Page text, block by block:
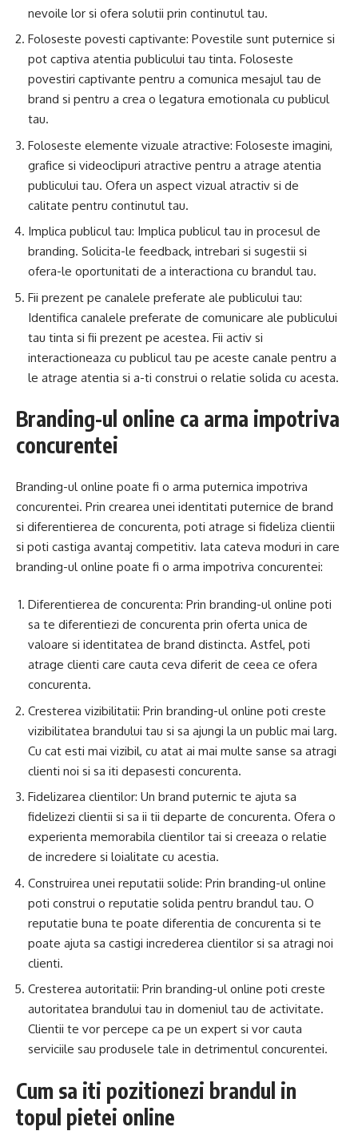
nevoile lor si ofera solutii prin continutul tau.
Foloseste povesti captivante: Povestile sunt puternice si
pot captiva atentia publicului tau tinta. Foloseste
povestiri captivante pentru a comunica mesajul tau de
brand si pentru a crea o legatura emotionala cu publicul
tau.
Foloseste elemente vizuale atractive: Foloseste imagini,
grafice si videoclipuri atractive pentru a atrage atentia
publicului tau. Ofera un aspect vizual atractiv si de
calitate pentru continutul tau.
Implica publicul tau: Implica publicul tau in procesul de
branding. Solicita-le feedback, intrebari si sugestii si
ofera-le oportunitati de a interactiona cu brandul tau.
Fii prezent pe canalele preferate ale publicului tau:
Identifica canalele preferate de comunicare ale publicului
tau tinta si fii prezent pe acestea. Fii activ si
interactioneaza cu publicul tau pe aceste canale pentru a
le atrage atentia si a-ti construi o relatie solida cu acesta.
Branding-ul online ca arma impotriva
concurentei
Branding-ul online poate fi o arma puternica impotriva
concurentei. Prin crearea unei identitati puternice de brand
si diferentierea de concurenta, poti atrage si fideliza clientii
si poti castiga avantaj competitiv. Iata cateva moduri in care
branding-ul online poate fi o arma impotriva concurentei:
Diferentierea de concurenta: Prin branding-ul online poti
sa te diferentiezi de concurenta prin oferta unica de
valoare si identitatea de brand distincta. Astfel, poti
atrage clienti care cauta ceva diferit de ceea ce ofera
concurenta.
Cresterea vizibilitatii: Prin branding-ul online poti creste
vizibilitatea brandului tau si sa ajungi la un public mai larg.
Cu cat esti mai vizibil, cu atat ai mai multe sanse sa atragi
clienti noi si sa iti depasesti concurenta.
Fidelizarea clientilor: Un brand puternic te ajuta sa
fidelizezi clientii si sa ii tii departe de concurenta. Ofera o
experienta memorabila clientilor tai si creeaza o relatie
de incredere si loialitate cu acestia.
Construirea unei reputatii solide: Prin branding-ul online
poti construi o reputatie solida pentru brandul tau. O
reputatie buna te poate diferentia de concurenta si te
poate ajuta sa castigi increderea clientilor si sa atragi noi
clienti.
Cresterea autoritatii: Prin branding-ul online poti creste
autoritatea brandului tau in domeniul tau de activitate.
Clientii te vor percepe ca pe un expert si vor cauta
serviciile sau produsele tale in detrimentul concurentei.
Cum sa iti pozitionezi brandul in
topul pietei online